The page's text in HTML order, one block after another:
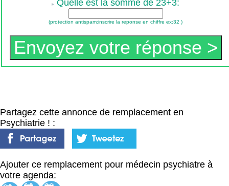
Quelle est la somme de 23+3:
(protection antispam:inscrire la reponse en chiffre ex:32 )
Partagez cette annonce de remplacement en
Psychiatrie ! :
Ajouter ce remplacement pour médecin psychiatre à
votre agenda: